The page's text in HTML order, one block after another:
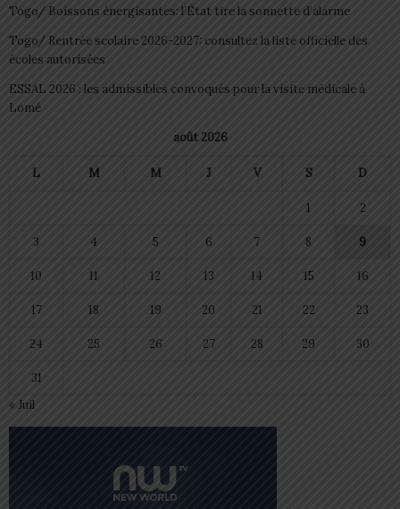
Togo/ Boissons énergisantes: l’État tire la sonnette d’alarme
Togo/ Rentrée scolaire 2026-2027: consultez la liste officielle des
écoles autorisées
ESSAL 2026 : les admissibles convoqués pour la visite médicale à
Lomé
août 2026
L M M J V S D
1 2
3 4 5 6 7 8 9
10 11 12 13 14 15 16
17 18 19 20 21 22 23
24 25 26 27 28 29 30
31
« Juil